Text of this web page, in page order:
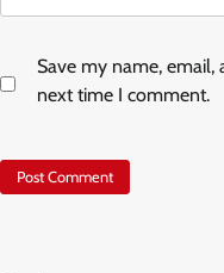
Save my name,
next time I comment.